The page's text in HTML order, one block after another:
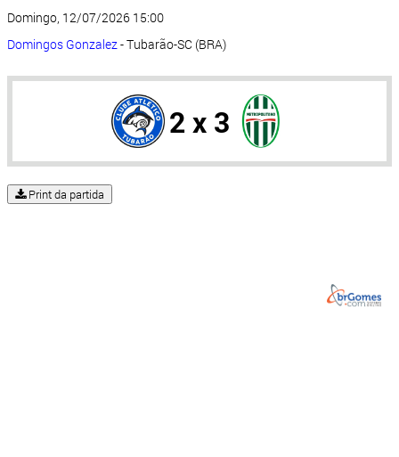
Domingo, 12/07/2026 15:00
Domingos Gonzalez- Tubarão-SC (BRA)
2 x 3
Print da partida